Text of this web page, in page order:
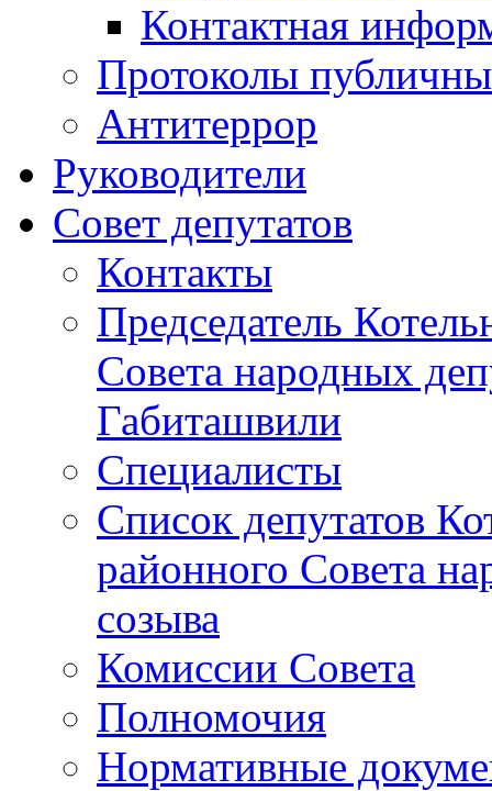
Контактная
Протоколы
Антитеррор
Руководители
Совет депутатов
Контакты
Председатель
Совета народных
Габиташвили
Специалисты
Список депутатов
районного Совета
созыва
Комиссии Совета
Полномочия
Нормативные